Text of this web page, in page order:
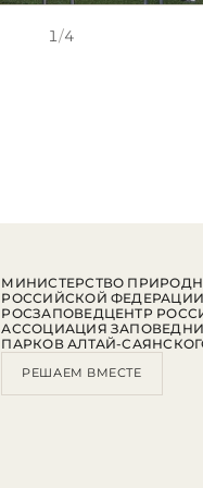
1/4
МИНИСТЕРСТВО
РОССИЙСКОЙ ФЕДЕРАЦИИ
РОСЗАПОВЕДЦЕНТР
АССОЦИАЦИЯ
ПАРКОВ АЛТАЙ-
РЕШАЕМ ВМЕСТЕ